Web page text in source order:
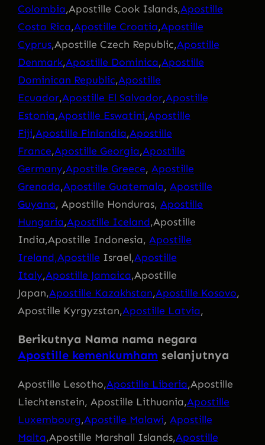
Colombia,Apostille Cook Islands,Apostille
Costa Rica,Apostille Croatia,Apostille
Cyprus,Apostille Czech Republic,Apostille
Denmark,Apostille Dominica,Apostille
Dominican Republic,Apostille
Ecuador,Apostille El Salvador,Apostille
Estonia,Apostille Eswatini,Apostille
Fiji,Apostille Finlandia,Apostille
France,Apostille Georgia,Apostille
Germany,Apostille Greece, Apostille
Grenada,Apostille Guatemala, Apostille
Guyana, Apostille Honduras, Apostille
Hungaria,Apostille Iceland,Apostille
India,Apostille Indonesia, Apostille
Ireland,Apostille Israel,Apostille
Italy,Apostille Jamaica,Apostille
Japan,Apostille Kazakhstan,Apostille Kosovo,
Apostille Kyrgyzstan,Apostille Latvia,
Berikutnya Nama nama negara
Apostille kemenkumham selanjutnya
Apostille Lesotho,Apostille Liberia,Apostille
Liechtenstein, Apostille Lithuania,Apostille
Luxembourg,Apostille Malawi, Apostille
Malta,Apostille Marshall Islands,Apostille